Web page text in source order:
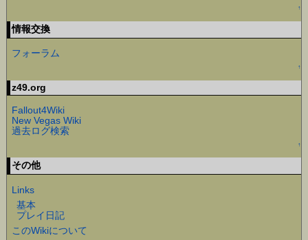
↑
情報交換
フォーラム
↑
z49.org
Fallout4Wiki
New Vegas Wiki
過去ログ検索
↑
その他
Links
基本
プレイ日記
このWikiについて